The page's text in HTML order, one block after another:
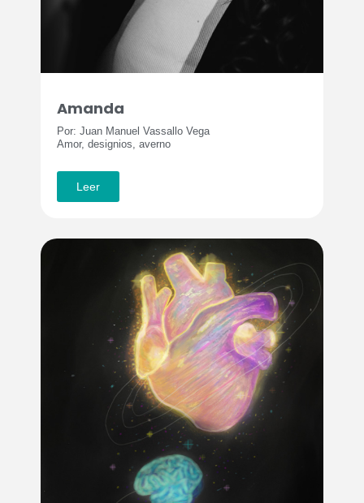
Amanda
Por: Juan Manuel Vassallo Vega
Amor, designios, averno
Leer